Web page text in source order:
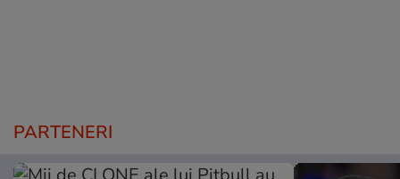
PARTENERI